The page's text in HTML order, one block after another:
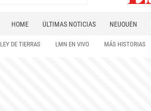
HOME ÚLTIMAS NOTICIAS NEUQUÉN
LEY DE TIERRAS LMN EN VIVO MÁS HISTORIAS